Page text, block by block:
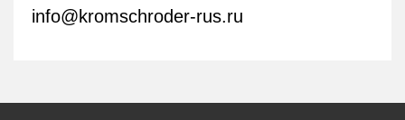
info@kromschroder-rus.ru